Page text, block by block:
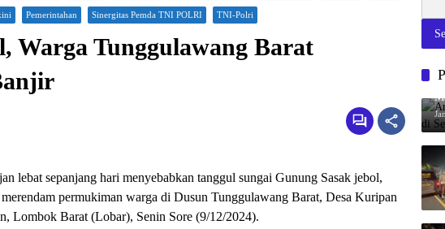
Pemerintahan Sinergitas Pemda TNI POLRI TNI-Polri
Warga Tunggulawang Barat
lebat sepanjang hari menyebabkan tanggul sungai Gunung Sasak jebol,
permukiman warga di Dusun Tunggulawang Barat, Desa Kuripan
Lombok Barat (Lobar), Senin Sore (9/12/2024).